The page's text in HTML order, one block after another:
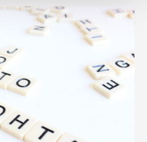
analysoimiseen. Lisäksi
ja analytiikka-
miten käytät
yhdistää näitä
heille tai joita on
palvelujaan. Tietoja